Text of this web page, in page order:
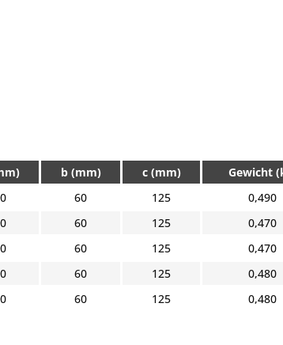
b (mm) c (mm)
Gewicht
60 125
0,490
60 125
0,470
60 125
0,470
60 125
0,480
60 125 0,480